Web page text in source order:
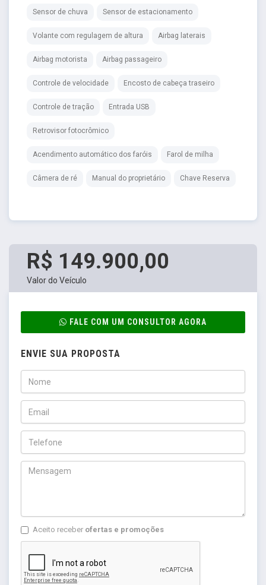
Sensor de chuva Sensor de estacionamento
Volante com regulagem de altura Airbag laterais
Airbag motorista Airbag passageiro
Controle de velocidade Encosto de cabeça traseiro
Controle de tração Entrada USB
Retrovisor fotocrômico
Acendimento automático dos faróis Farol de milha
Câmera de ré Manual do proprietário Chave Reserva
R$ 149.900,00
Valor do Veículo
FALE COM UM CONSULTOR AGORA
ENVIE SUA PROPOSTA
Aceito receber ofertas e promoções